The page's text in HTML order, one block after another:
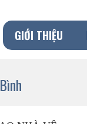
GIỚI THIỆU